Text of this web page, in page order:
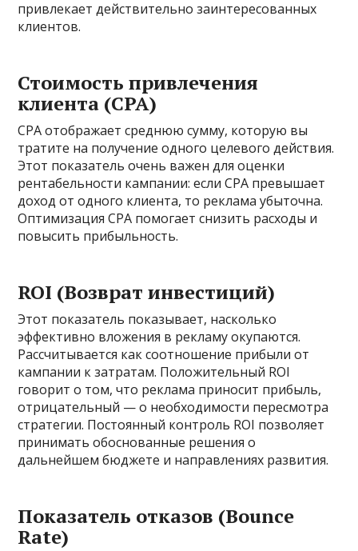
привлекает действительно заинтересованных
клиентов.
Стоимость привлечения
клиента (CPA)
CPA отображает среднюю сумму, которую вы
тратите на получение одного целевого действия.
Этот показатель очень важен для оценки
рентабельности кампании: если CPA превышает
доход от одного клиента, то реклама убыточна.
Оптимизация CPA помогает снизить расходы и
повысить прибыльность.
ROI (Возврат инвестиций)
Этот показатель показывает, насколько
эффективно вложения в рекламу окупаются.
Рассчитывается как соотношение прибыли от
кампании к затратам. Положительный ROI
говорит о том, что реклама приносит прибыль,
отрицательный — о необходимости пересмотра
стратегии. Постоянный контроль ROI позволяет
принимать обоснованные решения о
дальнейшем бюджете и направлениях развития.
Показатель отказов (Bounce
Rate)